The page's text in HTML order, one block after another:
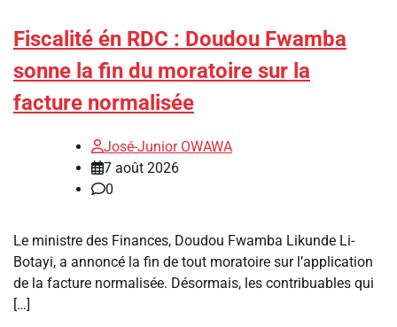
Fiscalité én RDC : Doudou Fwamba
sonne la fin du moratoire sur la
facture normalisée
José-Junior OWAWA
7 août 2026
0
Le ministre des Finances, Doudou Fwamba Likunde Li-
Botayi, a annoncé la fin de tout moratoire sur l’application
de la facture normalisée. Désormais, les contribuables qui
[…]